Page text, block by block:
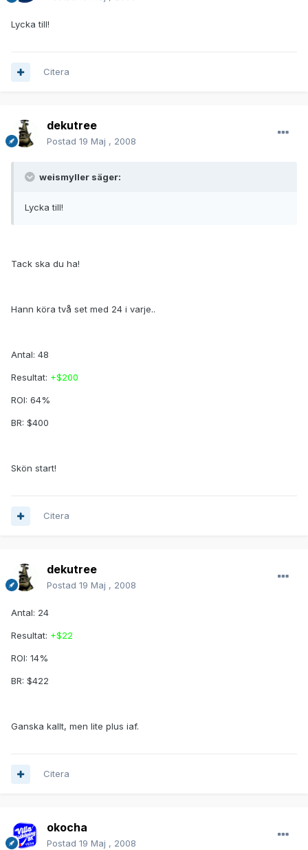
Lycka till!
Citera
dekutree
Postad 19 Maj , 2008
weismyller säger:
Lycka till!
Tack ska du ha!
Hann köra två set med 24 i varje..
Antal: 48
Resultat: +$200
ROI: 64%
BR: $400
Skön start!
Citera
dekutree
Postad 19 Maj , 2008
Antal: 24
Resultat: +$22
ROI: 14%
BR: $422
Ganska kallt, men lite plus iaf.
Citera
okocha
Postad 19 Maj , 2008